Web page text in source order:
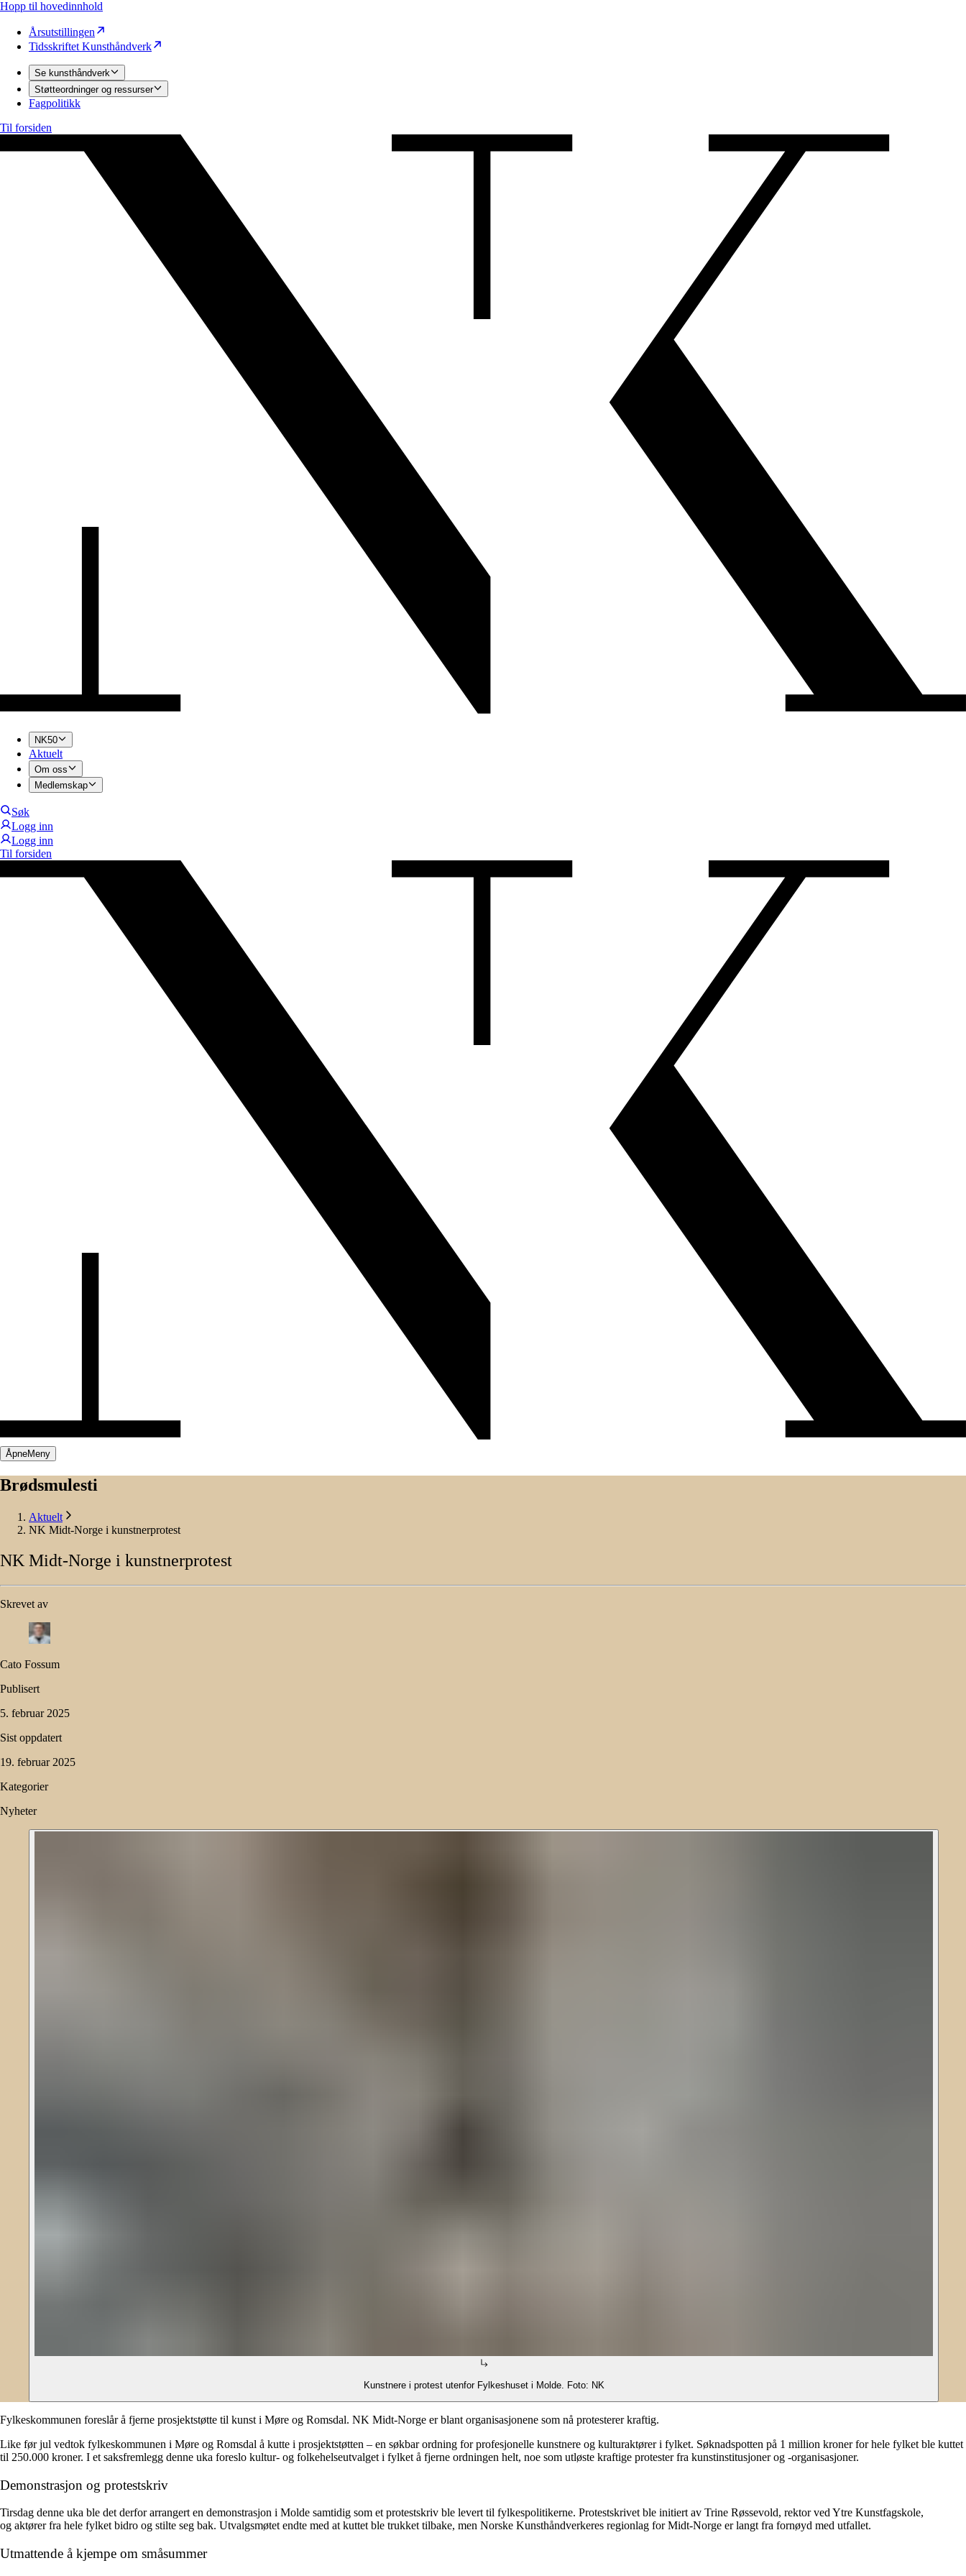
Hopp til hovedinnhold
Årsutstillingen
Tidsskriftet Kunsthåndverk
Se kunsthåndverk
Støtteordninger og ressurser
Fagpolitikk
Til forsiden
NK50
Aktuelt
Om oss
Medlemskap
Søk
Logg inn
Logg inn
Til forsiden
ÅpneMeny
Brødsmulesti
Aktuelt
NK Midt-Norge i kunstnerprotest
NK Midt-Norge i kunstnerprotest
Skrevet av
Cato Fossum
Publisert
5. februar 2025
Sist oppdatert
19. februar 2025
Kategorier
Nyheter
Kunstnere i protest utenfor Fylkeshuset i Molde. Foto: NK
Fylkeskommunen foreslår å fjerne prosjektstøtte til kunst i Møre og Romsdal. NK Midt-Norge er blant organisasjonene som nå protesterer kraftig.
Like før jul vedtok fylkeskommunen i Møre og Romsdal å kutte i prosjektstøtten – en søkbar ordning for profesjonelle kunstnere og kulturaktører i fylket. Søknadspotten på 1 million kroner for hele fylket ble kuttet
til 250.000 kroner. I et saksfremlegg denne uka foreslo kultur- og folkehelseutvalget i fylket å fjerne ordningen helt, noe som utløste kraftige protester fra kunstinstitusjoner og -organisasjoner.
Demonstrasjon og protestskriv
Tirsdag denne uka ble det derfor arrangert en demonstrasjon i Molde samtidig som et protestskriv ble levert til fylkespolitikerne. Protestskrivet ble initiert av Trine Røssevold, rektor ved Ytre Kunstfagskole,
og aktører fra hele fylket bidro og stilte seg bak. Utvalgsmøtet endte med at kuttet ble trukket tilbake, men Norske Kunsthåndverkeres regionlag for Midt-Norge er langt fra fornøyd med utfallet.
Utmattende å kjempe om småsummer